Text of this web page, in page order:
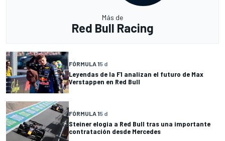
Más de
Red Bull Racing
FÓRMULA 15 d
Leyendas de la F1 analizan el futuro de Max
Verstappen en Red Bull
FÓRMULA 15 d
Steiner elogia a Red Bull tras una importante
contratación desde Mercedes